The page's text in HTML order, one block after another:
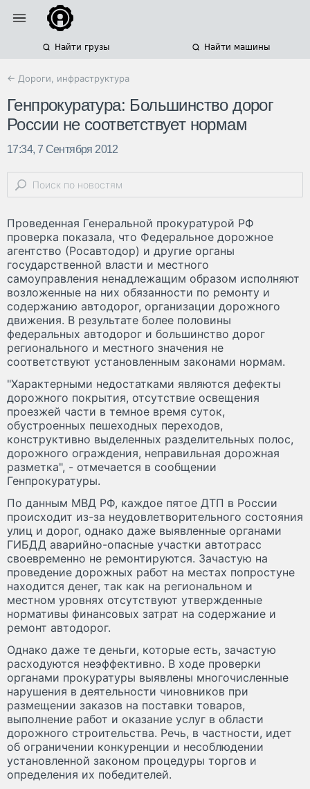
Найти грузы Найти машины
← Дороги, инфраструктура
Генпрокуратура: Большинство дорог
России не соответствует нормам
17:34, 7 Сентября 2012
Проведенная Генеральной прокуратурой РФ
проверка показала, что Федеральное дорожное
агентство (Росавтодор) и другие органы
государственной власти и местного
самоуправления ненадлежащим образом исполняют
возложенные на них обязанности по ремонту и
содержанию автодорог, организации дорожного
движения. В результате более половины
федеральных автодорог и большинство дорог
регионального и местного значения не
соответствуют установленным законами нормам.
"Характерными недостатками являются дефекты
дорожного покрытия, отсутствие освещения
проезжей части в темное время суток,
обустроенных пешеходных переходов,
конструктивно выделенных разделительных полос,
дорожного ограждения, неправильная дорожная
разметка", - отмечается в сообщении
Генпрокуратуры.
По данным МВД РФ, каждое пятое ДТП в России
происходит из-за неудовлетворительного состояния
улиц и дорог, однако даже выявленные органами
ГИБДД аварийно-опасные участки автотрасс
своевременно не ремонтируются. Зачастую на
проведение дорожных работ на местах попростуне
находится денег, так как на региональном и
местном уровнях отсутствуют утвержденные
нормативы финансовых затрат на содержание и
ремонт автодорог.
Однако даже те деньги, которые есть, зачастую
расходуются неэффективно. В ходе проверки
органами прокуратуры выявлены многочисленные
нарушения в деятельности чиновников при
размещении заказов на поставки товаров,
выполнение работ и оказание услуг в области
дорожного строительства. Речь, в частности, идет
об ограничении конкуренции и несоблюдении
установленной законом процедуры торгов и
определения их победителей.